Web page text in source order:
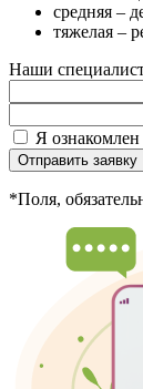
средняя –
тяжелая –
Наши
Я ознакомлен
Отправить заявку
*Поля,